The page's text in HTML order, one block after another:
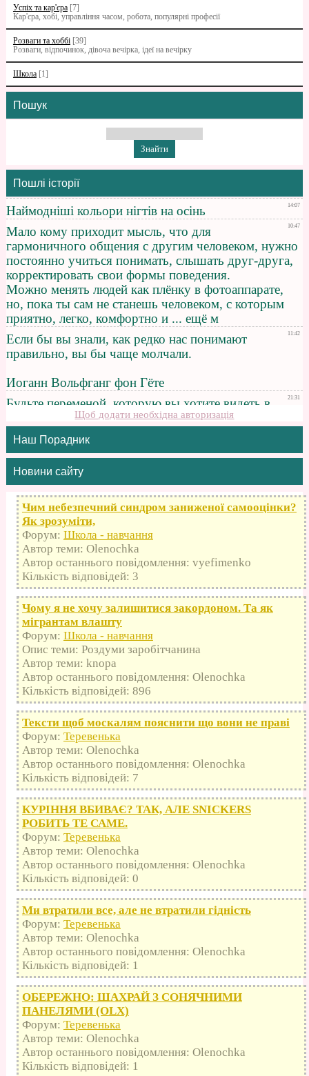
Успіх та кар'єра [7]
Кар'єра, хобі, управління часом, робота, популярні професії
Розваги та хоббі [39]
Розваги, відпочинок, дівоча вечірка, ідеї на вечірку
Школа [1]
Пошук
Пошлі історії
Щоб додати необхідна авторизація
Наш Порадник
Новини сайту
Чим небезпечний синдром заниженої самооцінки?
Як зрозуміти,
Форум: Школа - навчання
Автор теми: Olenochka
Автор останнього повідомлення: vyefimenko
Кількість відповідей: 3
Чому я не хочу залишитися закордоном. Та як
мігрантам влашту
Форум: Школа - навчання
Опис теми: Роздуми заробітчанина
Автор теми: knopa
Автор останнього повідомлення: Olenochka
Кількість відповідей: 896
Тексти щоб москалям пояснити що вони не праві
Форум: Теревенька
Автор теми: Olenochka
Автор останнього повідомлення: Olenochka
Кількість відповідей: 7
КУРІННЯ ВБИВАЄ? ТАК, АЛЕ SNICKERS
РОБИТЬ ТЕ САМЕ.
Форум: Теревенька
Автор теми: Olenochka
Автор останнього повідомлення: Olenochka
Кількість відповідей: 0
Ми втратили все, але не втратили гідність
Форум: Теревенька
Автор теми: Olenochka
Автор останнього повідомлення: Olenochka
Кількість відповідей: 1
ОБЕРЕЖНО: ШАХРАЙ З СОНЯЧНИМИ
ПАНЕЛЯМИ (OLX)
Форум: Теревенька
Автор теми: Olenochka
Автор останнього повідомлення: Olenochka
Кількість відповідей: 1